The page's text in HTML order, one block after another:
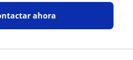
ahora